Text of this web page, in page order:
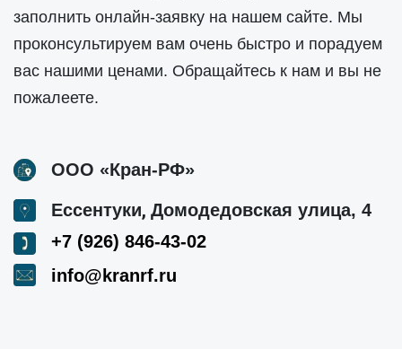
заполнить онлайн-заявку на нашем сайте. Мы
проконсультируем вам очень быстро и порадуем
вас нашими ценами. Обращайтесь к нам и вы не
пожалеете.
ООО «Кран-РФ»
Ессентуки, Домодедовская улица, 4
+7 (926) 846-43-02
info@kranrf.ru